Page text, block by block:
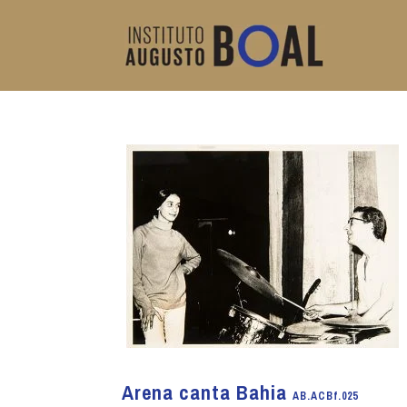
Arena canta BahiaAB.ACBf.025